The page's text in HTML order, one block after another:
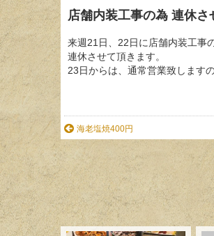
店舗内装工事の為 連休さ
来週21日、22日に店舗内装工事
連休させて頂きます。
23日からは、通常営業致します
海老塩焼400円